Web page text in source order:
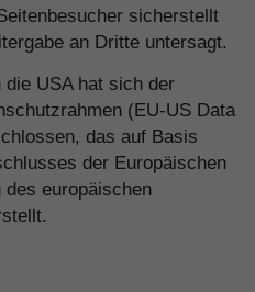
sicherstellt
an Dritte untersagt.
die USA hat sich der
(EU-US Data
das auf Basis
der Europäischen
des europäischen